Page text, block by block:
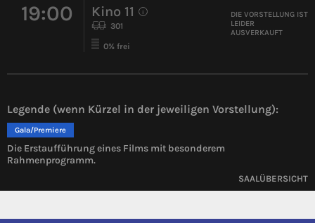
19:00 Kino 11 i
301
0% frei
DIE VORSTELLUNG IST
LEIDER
AUSVERKAUFT
Legende (wenn Kürzel in der jeweiligen Vorstellung):
Gala/Premiere
Die Erstaufführung eines Films mit besonderem
Rahmenprogramm.
SAALÜBERSICHT